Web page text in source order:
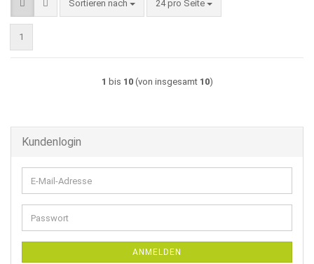
Sortieren nach
Sortieren nach 24 pro Seite
pro Seite
1
1 bis 10(von insgesamt 10)
Kundenlogin
E-
Mail-
Adresse
Passwort
ANMELDEN